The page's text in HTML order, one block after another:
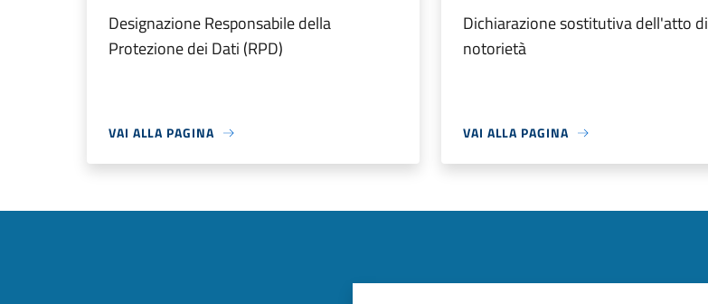
Designazione Responsabile della
Protezione dei Dati (RPD)
VAI ALLA PAGINA
Dichiarazione sostitutiva dell'atto di
notorietà
VAI ALLA PAGINA